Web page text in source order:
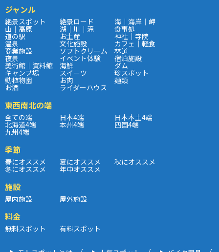
ジャンル
絶景スポット 絶景ロード 海｜海岸｜岬
山｜高原 湖｜川｜滝 食事処
道の駅 お土産 神社｜寺院
温泉 文化施設 カフェ｜軽食
商業施設 ソフトクリーム 林道
夜景 イベント体験 宿泊施設
美術館｜資料館 海鮮 ダム
キャンプ場 スイーツ 珍スポット
動植物園 お肉 麺類
お酒 ライダーハウス
東西南北の端
全ての端 日本4端 日本本土4端
北海道4端 本州4端 四国4端
九州4端
季節
春にオススメ 夏にオススメ 秋にオススメ
冬にオススメ 年中オススメ
施設
屋内施設 屋外施設
料金
無料スポット 有料スポット